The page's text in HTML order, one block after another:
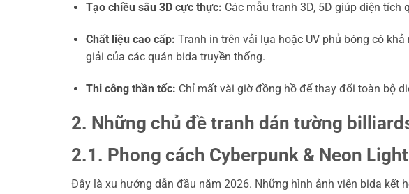
Tạo chiều sâu 3D cực thực: Các mẫu tranh 3D, 5D giúp diện
Chất liệu cao cấp: Tranh in trên vải lụa hoặc UV phủ bóng có
giải của các quán bida truyền thống.
Thi công thần tốc: Chỉ mất vài giờ đồng hồ để thay đổi toàn bộ
2. Những chủ đề tranh dán tường
2.1. Phong cách Cyberpunk & Neon Light
Đây là xu hướng dẫn đầu năm 2026. Những hình ảnh viên bida kết